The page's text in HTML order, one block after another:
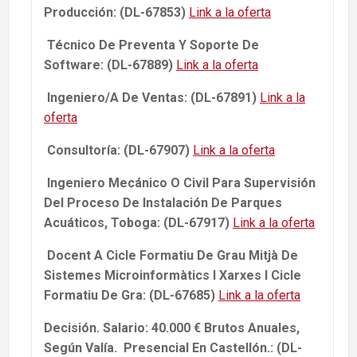
Producción: (DL-67853) Link a la oferta
Técnico De Preventa Y Soporte De
Software: (DL-67889) Link a la oferta
Ingeniero/A De Ventas: (DL-67891) Link a la
oferta
Consultoría: (DL-67907) Link a la oferta
Ingeniero Mecánico O Civil Para Supervisión
Del Proceso De Instalación De Parques
Acuáticos, Toboga: (DL-67917) Link a la oferta
Docent A Cicle Formatiu De Grau Mitjà De
Sistemes Microinformàtics I Xarxes I Cicle
Formatiu De Gra: (DL-67685) Link a la oferta
Decisión. Salario: 40.000 € Brutos Anuales,
Según Valía. Presencial En Castellón.: (DL-